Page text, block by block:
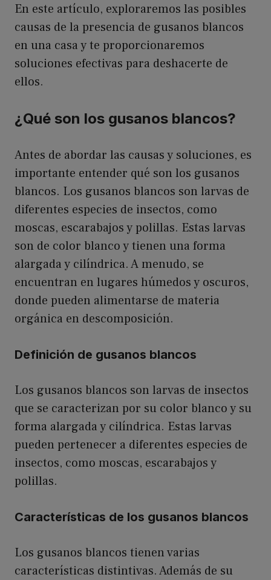
En este artículo, exploraremos las posibles
causas de la presencia de gusanos blancos
en una casa y te proporcionaremos
soluciones efectivas para deshacerte de
ellos.
¿Qué son los gusanos blancos?
Antes de abordar las causas y soluciones, es
importante entender qué son los gusanos
blancos. Los gusanos blancos son larvas de
diferentes especies de insectos, como
moscas, escarabajos y polillas. Estas larvas
son de color blanco y tienen una forma
alargada y cilíndrica. A menudo, se
encuentran en lugares húmedos y oscuros,
donde pueden alimentarse de materia
orgánica en descomposición.
Definición de gusanos blancos
Los gusanos blancos son larvas de insectos
que se caracterizan por su color blanco y su
forma alargada y cilíndrica. Estas larvas
pueden pertenecer a diferentes especies de
insectos, como moscas, escarabajos y
polillas.
Características de los gusanos blancos
Los gusanos blancos tienen varias
características distintivas. Además de su